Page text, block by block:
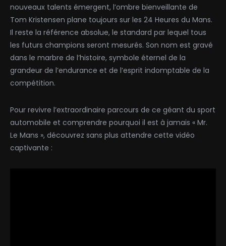
nouveaux talents émergent, l’ombre bienveillante de
Tom Kristensen plane toujours sur les 24 Heures du Mans.
Il reste la référence absolue, le standard par lequel tous
les futurs champions seront mesurés. Son nom est gravé
dans le marbre de l’histoire, symbole éternel de la
grandeur de l’endurance et de l’esprit indomptable de la
compétition.
Pour revivre l’extraordinaire parcours de ce géant du sport
automobile et comprendre pourquoi il est à jamais « Mr.
Le Mans », découvrez sans plus attendre cette vidéo
captivante :